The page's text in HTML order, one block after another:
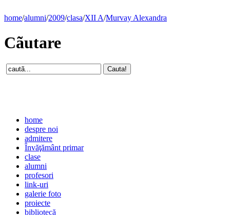
home/alumni/2009/clasa/XII A/Murvay Alexandra
Cãutare
home
despre noi
admitere
Învăţământ primar
clase
alumni
profesori
link-uri
galerie foto
proiecte
bibliotecă